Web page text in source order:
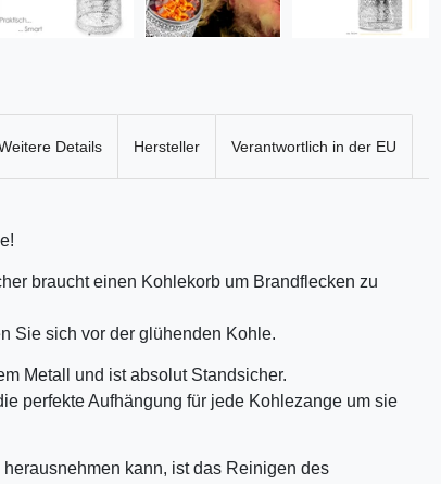
Details Hersteller Verantwortlich in der EU
braucht einen Kohlekorb um Brandflecken zu
Sie sich vor der glühenden Kohle.
Metall und ist absolut Standsicher.
perfekte Aufhängung für jede Kohlezange um sie
kann, ist das Reinigen des